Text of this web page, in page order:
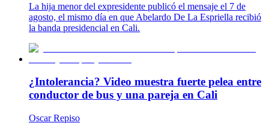
La hija menor del expresidente publicó el mensaje el 7 de
agosto, el mismo día en que Abelardo De La Espriella recibió
la banda presidencial en Cali.
¿Intolerancia? Video muestra fuerte pelea entre
conductor de bus y una pareja en Cali
Oscar Repiso